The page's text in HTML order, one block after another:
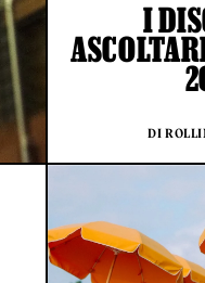
I
DI